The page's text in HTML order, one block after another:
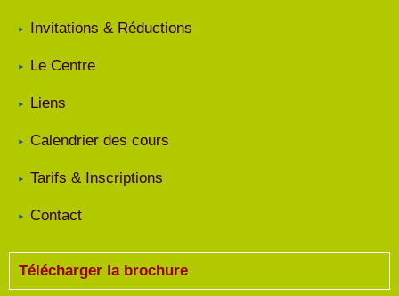
Invitations & Réductions
Le Centre
Liens
Calendrier des cours
Tarifs & Inscriptions
Contact
Télécharger la brochure